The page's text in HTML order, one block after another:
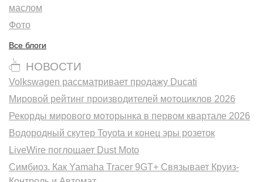
маслом
Фото
Все блоги
НОВОСТИ
Volkswagen рассматривает продажу Ducati
Мировой рейтинг производителей мотоциклов 2026
Рекорды мирового моторынка в первом квартале 2026
Водородный скутер Toyota и конец эры розеток
LiveWire поглощает Dust Moto
Симбиоз. Как Yamaha Tracer 9GT+ Связывает Круиз-